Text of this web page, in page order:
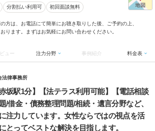
分割払い利用可 初回面談無料
方は、お電話にて簡単にお聴き取りした後、ご予約の上、
ります。まずはお気軽にお問い合わせください。
ュー 注力分野 事例紹介 料金表
法律事務所
坂駅1分】【法テラス利用可能】【電話相談
/借金・債務整理問題/相続・遺言分野など、
注力しています。女性ならではの視点を活
とってベストな解決を目指します。